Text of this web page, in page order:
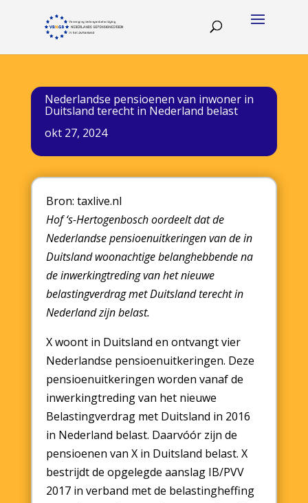
Nederlandse pensioenen van inwoner in
Duitsland terecht in Nederland belast
okt 27, 2024
Bron: taxlive.nl
Hof ‘s-Hertogenbosch oordeelt dat de
Nederlandse pensioenuitkeringen van de in
Duitsland woonachtige belanghebbende na
de inwerkingtreding van het nieuwe
belastingverdrag met Duitsland terecht in
Nederland zijn belast.
X woont in Duitsland en ontvangt vier
Nederlandse pensioenuitkeringen. Deze
pensioenuitkeringen worden vanaf de
inwerkingtreding van het nieuwe
Belastingverdrag met Duitsland in 2016
in Nederland belast. Daarvóór zijn de
pensioenen van X in Duitsland belast. X
bestrijdt de opgelegde aanslag IB/PVV
2017 in verband met de belastingheffing